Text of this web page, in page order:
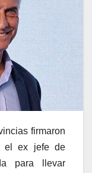
firmaron
el ex jefe de
para llevar